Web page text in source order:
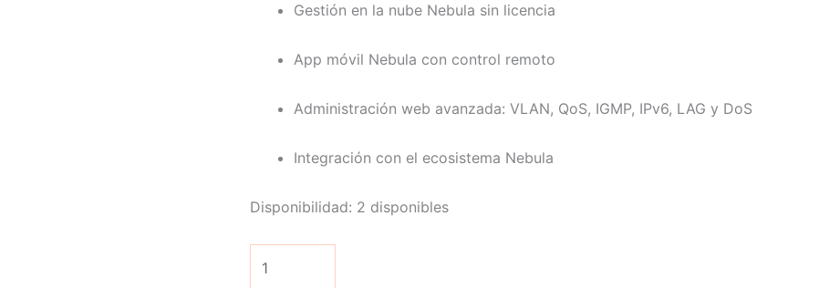
Gestión en la nube Nebula sin licencia
App móvil Nebula con control remoto
Administración web avanzada: VLAN, QoS, IGMP, IPv6, LAG y DoS
Integración con el ecosistema Nebula
Disponibilidad: 2 disponibles